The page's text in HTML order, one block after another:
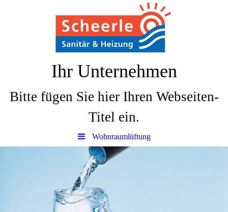
Ihr Unternehmen
Bitte fügen Sie hier Ihren Webseiten-
Titel ein.
Wohnraumlüftung